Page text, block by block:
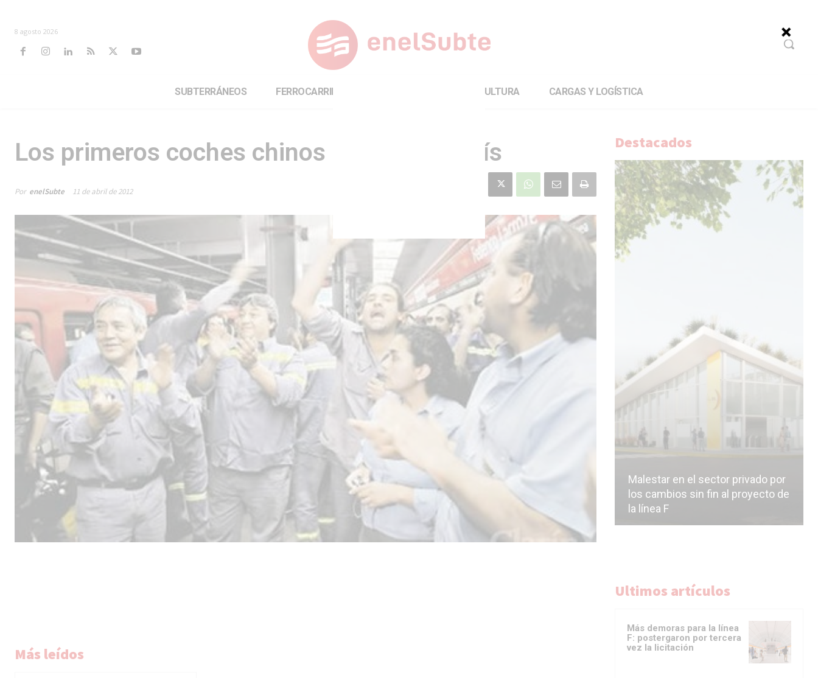
8 agosto 2026
SUBTERRÁNEOS FERROCARRILES CULTURA CARGAS Y LOGÍSTICA
Los primeros coches chinos llegaron al país
Por enelSubte 11 de abril de 2012
Más leídos
Destacados
Malestar en el sector privado por
los cambios sin fin al proyecto de
la línea F
Ultimos artículos
Más demoras para la línea
F: postergaron por tercera
vez la licitación